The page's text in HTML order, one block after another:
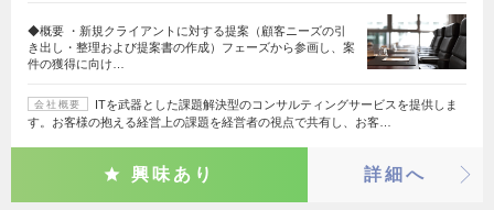
◆概要 ・新規クライアントに対する提案（顧客ニーズの引
き出し・整理および提案書の作成）フェーズから参画し、案
件の獲得に向け…
会社概要
ITを武器とした課題解決型のコンサルティングサービスを提供しま
す。お客様の抱える経営上の課題を経営者の視点で共有し、お客…
興味あり 詳細へ